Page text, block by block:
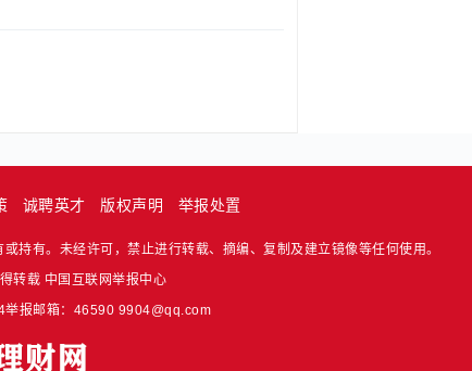
诚聘英才 版权声明 举报处置
持有。未经许可，禁止进行转载、摘编、复制及建立镜像等任何使用。
转载 中国互联网举报中心
举报邮箱：46590 9904@qq.com